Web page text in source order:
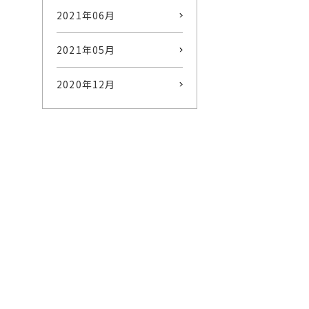
2021年06月
2021年05月
2020年12月